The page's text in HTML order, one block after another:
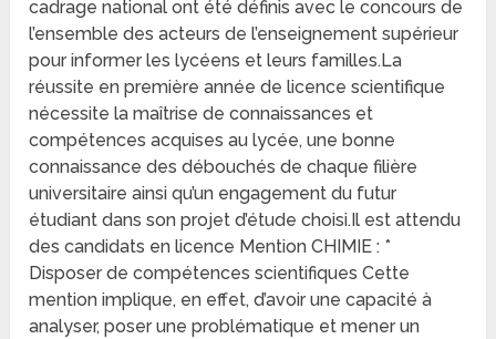
cadrage national ont été définis avec le concours de
l’ensemble des acteurs de l’enseignement supérieur
pour informer les lycéens et leurs familles.La
réussite en première année de licence scientifique
nécessite la maîtrise de connaissances et
compétences acquises au lycée, une bonne
connaissance des débouchés de chaque filière
universitaire ainsi qu’un engagement du futur
étudiant dans son projet d’étude choisi.Il est attendu
des candidats en licence Mention CHIMIE : *
Disposer de compétences scientifiques Cette
mention implique, en effet, d’avoir une capacité à
analyser, poser une problématique et mener un